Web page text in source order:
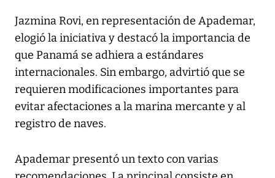
Jazmina Rovi, en representación de Apademar,
elogió la iniciativa y destacó la importancia de
que Panamá se adhiera a estándares
internacionales. Sin embargo, advirtió que se
requieren modificaciones importantes para
evitar afectaciones a la marina mercante y al
registro de naves.
Apademar presentó un texto con varias